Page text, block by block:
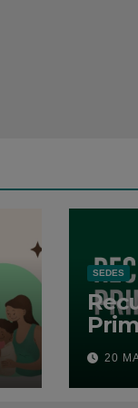
SEDES
2026
20